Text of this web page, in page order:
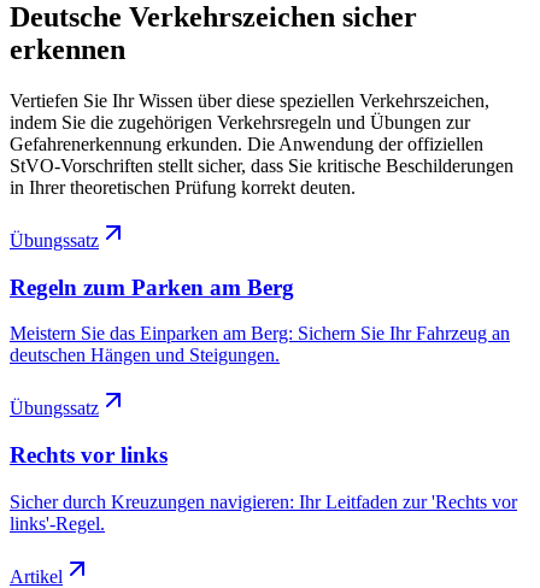
Deutsche Verkehrszeichen sicher
erkennen
Vertiefen Sie Ihr Wissen über diese speziellen Verkehrszeichen,
indem Sie die zugehörigen Verkehrsregeln und Übungen zur
Gefahrenerkennung erkunden. Die Anwendung der offiziellen
StVO-Vorschriften stellt sicher, dass Sie kritische Beschilderungen
in Ihrer theoretischen Prüfung korrekt deuten.
Übungssatz
Regeln zum Parken am Berg
Meistern Sie das Einparken am Berg: Sichern Sie Ihr Fahrzeug an
deutschen Hängen und Steigungen.
Übungssatz
Rechts vor links
Sicher durch Kreuzungen navigieren: Ihr Leitfaden zur 'Rechts vor
links'-Regel.
Artikel